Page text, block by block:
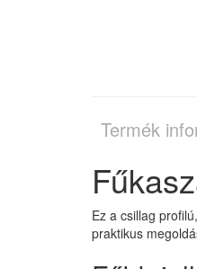
Termék
Ez a csillag
praktikus